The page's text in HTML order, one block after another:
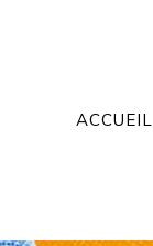
ACCUEIL